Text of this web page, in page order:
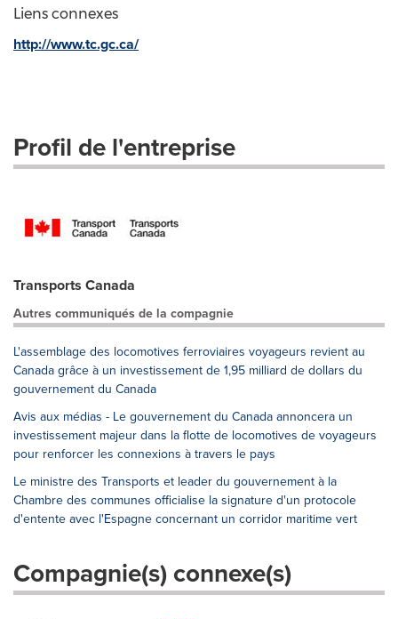
Liens connexes
http://www.tc.gc.ca/
Profil de l'entreprise
Transports Canada
Autres communiqués de la compagnie
L'assemblage des locomotives ferroviaires voyageurs revient au
Canada grâce à un investissement de 1,95 milliard de dollars du
gouvernement du Canada
Avis aux médias - Le gouvernement du Canada annoncera un
investissement majeur dans la flotte de locomotives de voyageurs
pour renforcer les connexions à travers le pays
Le ministre des Transports et leader du gouvernement à la
Chambre des communes officialise la signature d'un protocole
d'entente avec l'Espagne concernant un corridor maritime vert
Compagnie(s) connexe(s)